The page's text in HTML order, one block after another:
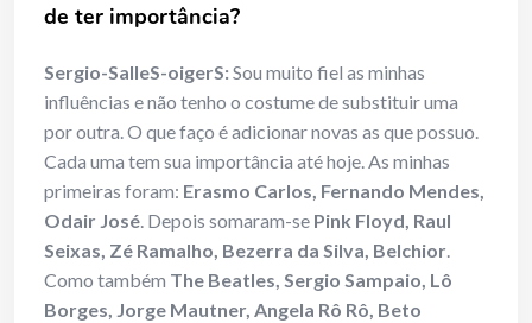
de ter importância?
Sergio-SalleS-oigerS:Sou muito fiel as minhas
influências e não tenho o costume de substituir uma
por outra. O que faço é adicionar novas as que possuo.
Cada uma tem sua importância até hoje. As minhas
primeiras foram: Erasmo Carlos, Fernando Mendes,
Odair José. Depois somaram-se Pink Floyd, Raul
Seixas, Zé Ramalho, Bezerra da Silva, Belchior.
Como também The Beatles, Sergio Sampaio, Lô
Borges, Jorge Mautner, Angela Rô Rô, Beto